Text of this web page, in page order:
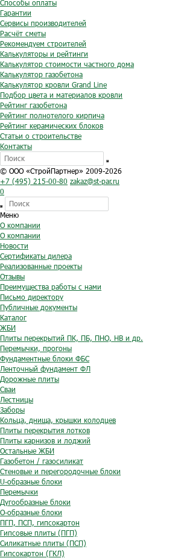
Способы оплаты
Гарантии
Сервисы производителей
Расчёт сметы
Рекомендуем строителей
Калькуляторы и рейтинги
Калькулятор стоимости частного дома
Калькулятор газобетона
Калькулятор кровли Grand Line
Подбор цвета и материалов кровли
Рейтинг газобетона
Рейтинг полнотелого кирпича
Рейтинг керамических блоков
Статьи о строительстве
Контакты
© ООО «СтройПартнер» 2009-2026
+7 (495) 215-00-80 zakaz@st-par.ru
0
Меню
О компании
О компании
Новости
Сертификаты дилера
Реализованные проекты
Отзывы
Преимущества работы с нами
Письмо директору
Публичные документы
Каталог
ЖБИ
Плиты перекрытий ПК, ПБ, ПНО, НВ и др.
Перемычки, прогоны
Фундаментные блоки ФБС
Ленточный фундамент ФЛ
Дорожные плиты
Сваи
Лестницы
Заборы
Кольца, днища, крышки колодцев
Плиты перекрытия лотков
Плиты карнизов и лоджий
Остальные ЖБИ
Газобетон / газосиликат
Стеновые и перегородочные блоки
U-образные блоки
Перемычки
Дугообразные блоки
O-образные блоки
ПГП, ПСП, гипсокартон
Гипсовые плиты (ПГП)
Силикатные плиты (ПСП)
Гипсокартон (ГКЛ)